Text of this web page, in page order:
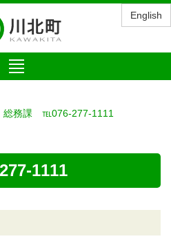
English
Toggle
navigation
総務課 ℡076-277-1111
1111